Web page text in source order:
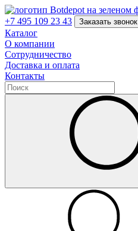
+7 495 109 23 43 Заказать звонок
Каталог
О компании
Сотрудничество
Доставка и оплата
Контакты